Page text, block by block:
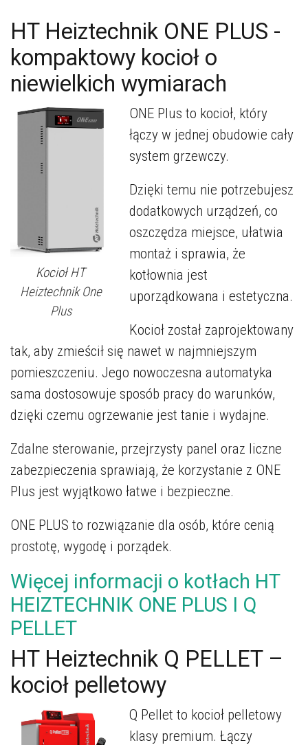
HT Heiztechnik ONE PLUS -
kompaktowy kocioł o
niewielkich wymiarach
Kocioł HT
Heiztechnik One
Plus
ONE Plus to kocioł, który
łączy w jednej obudowie cały
system grzewczy.
Dzięki temu nie potrzebujesz
dodatkowych urządzeń, co
oszczędza miejsce, ułatwia
montaż i sprawia, że
kotłownia jest
uporządkowana i estetyczna.
Kocioł został zaprojektowany
tak, aby zmieścił się nawet w najmniejszym
pomieszczeniu. Jego nowoczesna automatyka
sama dostosowuje sposób pracy do warunków,
dzięki czemu ogrzewanie jest tanie i wydajne.
Zdalne sterowanie, przejrzysty panel oraz liczne
zabezpieczenia sprawiają, że korzystanie z ONE
Plus jest wyjątkowo łatwe i bezpieczne.
ONE PLUS to rozwiązanie dla osób, które cenią
prostotę, wygodę i porządek.
Więcej informacji o kotłach HT
HEIZTECHNIK ONE PLUS I Q
PELLET
HT Heiztechnik Q PELLET –
kocioł pelletowy
Q Pellet to kocioł pelletowy
klasy premium. Łączy